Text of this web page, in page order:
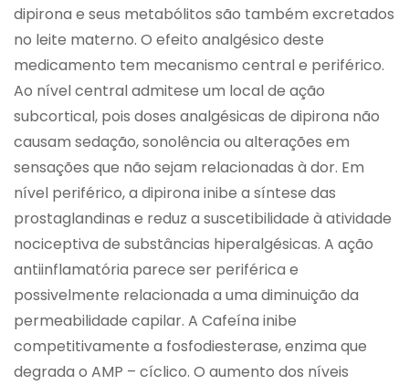
dipirona e seus metabólitos são também excretados
no leite materno. O efeito analgésico deste
medicamento tem mecanismo central e periférico.
Ao nível central admitese um local de ação
subcortical, pois doses analgésicas de dipirona não
causam sedação, sonolência ou alterações em
sensações que não sejam relacionadas à dor. Em
nível periférico, a dipirona inibe a síntese das
prostaglandinas e reduz a suscetibilidade à atividade
nociceptiva de substâncias hiperalgésicas. A ação
antiinflamatória parece ser periférica e
possivelmente relacionada a uma diminuição da
permeabilidade capilar. A Cafeína inibe
competitivamente a fosfodiesterase, enzima que
degrada o AMP – cíclico. O aumento dos níveis